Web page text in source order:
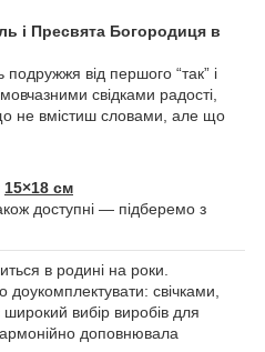
і Пресвята Богородиця в
від першого “так” і
свідками радості,
не вмістиш словами, але що
15×18 см
доступні — підберемо з
в родині на роки.
свічками,
вибір виробів для
доповнювала